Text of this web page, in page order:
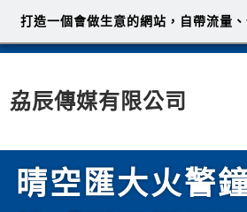
劦辰傳媒有限公司
晴空匯大火警
打造一個會做生意的網站，自帶流量